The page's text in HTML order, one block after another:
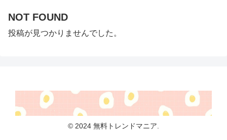
NOT FOUND
投稿が見つかりませんでした。
© 2024 無料トレンドマニア.